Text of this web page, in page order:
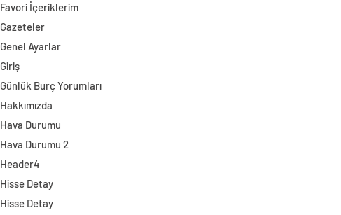
Favori İçeriklerim
Gazeteler
Genel Ayarlar
Giriş
Günlük Burç Yorumları
Hakkımızda
Hava Durumu
Hava Durumu 2
Header4
Hisse Detay
Hisse Detay